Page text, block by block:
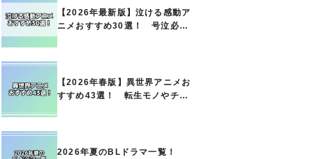
【2026年最新版】泣ける感動ア
ニメおすすめ30選！ 号泣必須
【2026年春版】異世界アニメお
すすめ43選！ 転生モノやチー
2026年夏のBLドラマ一覧！